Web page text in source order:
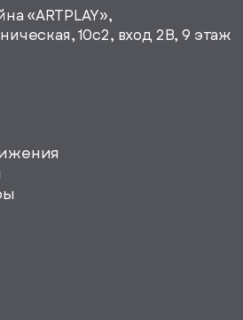
viewBox="0
0
«ARTPLAY»,
10с2, вход 2B, 9 этаж